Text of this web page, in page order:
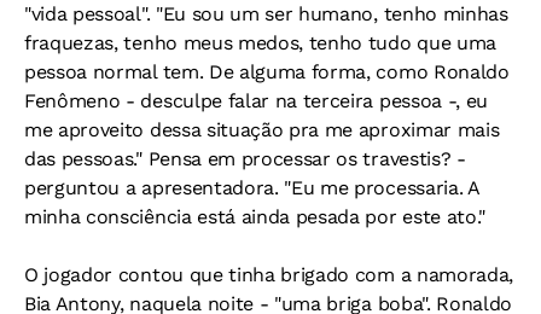
"vida pessoal". "Eu sou um ser humano, tenho minhas
fraquezas, tenho meus medos, tenho tudo que uma
pessoa normal tem. De alguma forma, como Ronaldo
Fenômeno - desculpe falar na terceira pessoa -, eu
me aproveito dessa situação pra me aproximar mais
das pessoas." Pensa em processar os travestis? -
perguntou a apresentadora. "Eu me processaria. A
minha consciência está ainda pesada por este ato."
O jogador contou que tinha brigado com a namorada,
Bia Antony, naquela noite - "uma briga boba". Ronaldo